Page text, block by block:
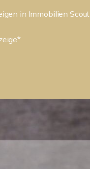
in Immobilien